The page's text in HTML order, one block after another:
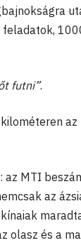
futni”.
az
az MTI
az
olasz és a